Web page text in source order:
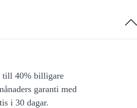
till 40% billigare
garanti med
i 30 dagar.